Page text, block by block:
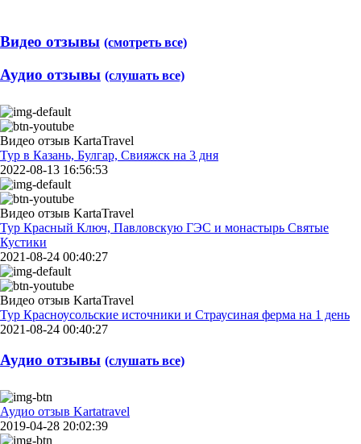
Видео отзывы (смотреть все)
Аудио отзывы (слушать все)
Видео отзыв KartaTravel
Тур в Казань, Булгар, Свияжск на 3 дня
2022-08-13 16:56:53
Видео отзыв KartaTravel
Тур Красный Ключ, Павловскую ГЭС и монастырь Святые
Кустики
2021-08-24 00:40:27
Видео отзыв KartaTravel
Тур Красноусольские источники и Страусиная ферма на 1 день
2021-08-24 00:40:27
Аудио отзывы (слушать все)
Аудио отзыв Kartatravel
2019-04-28 20:02:39